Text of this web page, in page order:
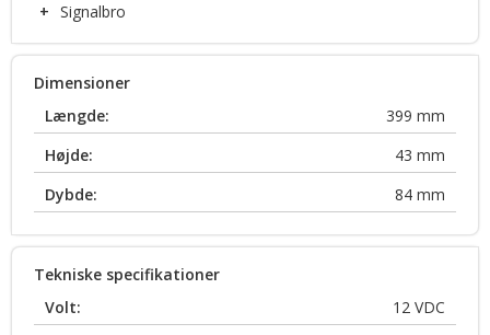
+ Signalbro
Dimensioner
Længde:
399 mm
Højde:
43 mm
Dybde:
84 mm
Tekniske specifikationer
Volt:
12 VDC